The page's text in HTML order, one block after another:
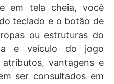
em tela cheia, você
teclado e o botão de
ou estruturas do
e veículo do jogo
vantagens e
ser consultados em